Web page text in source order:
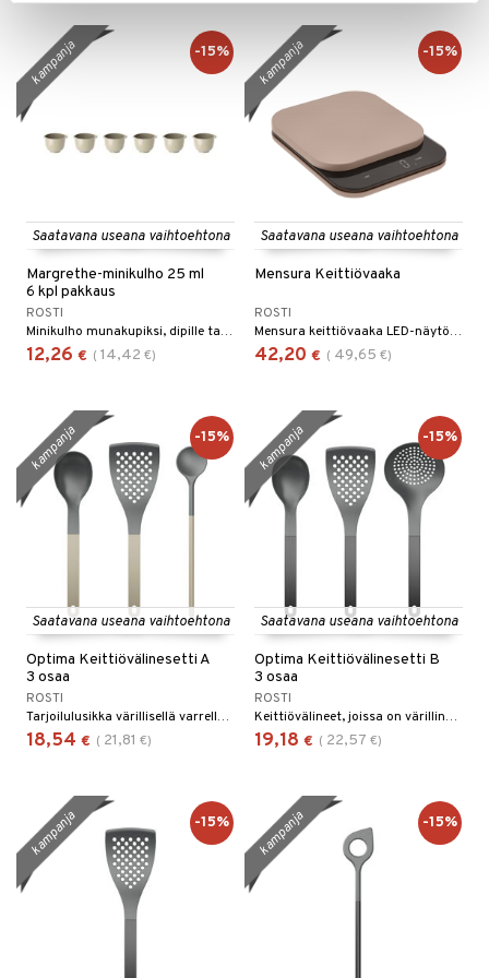
Saatavana useana vaihtoehtona
Margrethe-minikulho 25 ml
6 kpl pakkaus
ROSTI
Minikulho munakupiksi, dipille tai muille pienille asioille.
12,26 € ( 14,42 €)
kampanja -15%
Saatavana useana vaihtoehtona
Mensura Keittiövaaka
ROSTI
Mensura keittiövaaka LED-näytöllä.
42,20 € ( 49,65 €)
kampanja -15%
Saatavana useana vaihtoehtona
Optima Keittiövälinesetti A
3 osaa
ROSTI
Tarjoilulusikka värillisellä varrella. 29 cm. Täydellinen kulhoon tai kattilaan asettamiseen ja pöydälle laittamiseen.
18,54 € ( 21,81 €)
kampanja -15%
Saatavana useana vaihtoehtona
Optima Keittiövälinesetti B
3 osaa
ROSTI
Keittiövälineet, joissa on värillinen kahva, on valmistettu nylonista, joka on hellävarainen pinnoitetuille kattiloille ja paistinpannuille ja kestää lämpöä jopa 220 asteeseen C asti.
19,18 € ( 22,57 €)
kampanja -15%
kampanja -15% kampanja -15%